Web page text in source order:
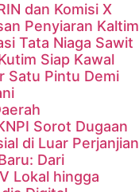
dan Komisi X
Penyiaran Kaltim
Tata Niaga Sawit
Siap Kawal
Satu Pintu Demi
Sorot Dugaan
di Luar Perjanjian
Dari
Lokal hingga